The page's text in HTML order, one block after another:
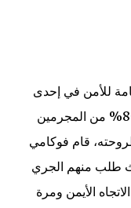
للأمن في إحدى
المدن اليابانية، هونشو، والذي أظهر أن 80% من المجرمين
قام فوكامي
طلب منهم الجري
الاتجاه الأيمن ومرة